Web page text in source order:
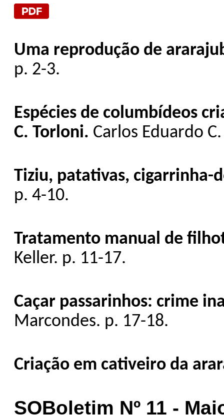
Uma reprodução de
p. 2-3.
Espécies de columbídeos
C. Torloni. Carlos Eduardo
Tiziu, patativas, cigarrinha-
p. 4-10.
Tratamento manual de
Keller. p. 11-17.
Caçar passarinhos: crime
Marcondes. p. 17-18.
Criação em cativeiro da
SOBoletim Nº 11 -